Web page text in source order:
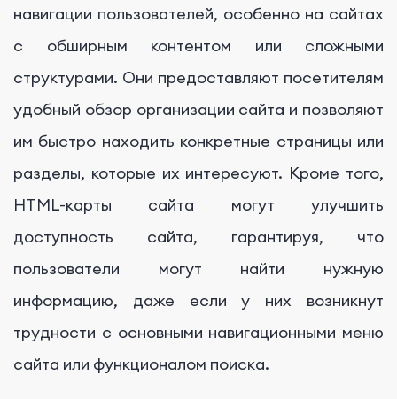
навигации пользователей, особенно на сайтах
с обширным контентом или сложными
структурами. Они предоставляют посетителям
удобный обзор организации сайта и позволяют
им быстро находить конкретные страницы или
разделы, которые их интересуют. Кроме того,
HTML-карты сайта могут улучшить
доступность сайта, гарантируя, что
пользователи могут найти нужную
информацию, даже если у них возникнут
трудности с основными навигационными меню
сайта или функционалом поиска.